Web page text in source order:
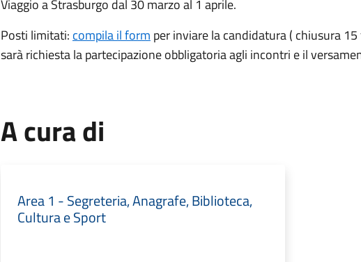
Viaggio a Strasburgo dal 30 marzo al 1 aprile.
Posti limitati: compila il form per inviare la candidatura ( chiusura
sarà richiesta la partecipazione obbligatoria agli incontri e il
A cura di
Area 1 - Segreteria, Anagrafe, Biblioteca,
Cultura e Sport